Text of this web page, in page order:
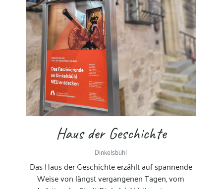
Haus der Geschichte
Dinkelsbühl
Das Haus der Geschichte erzählt auf spannende
Weise von längst vergangenen Tagen, vom